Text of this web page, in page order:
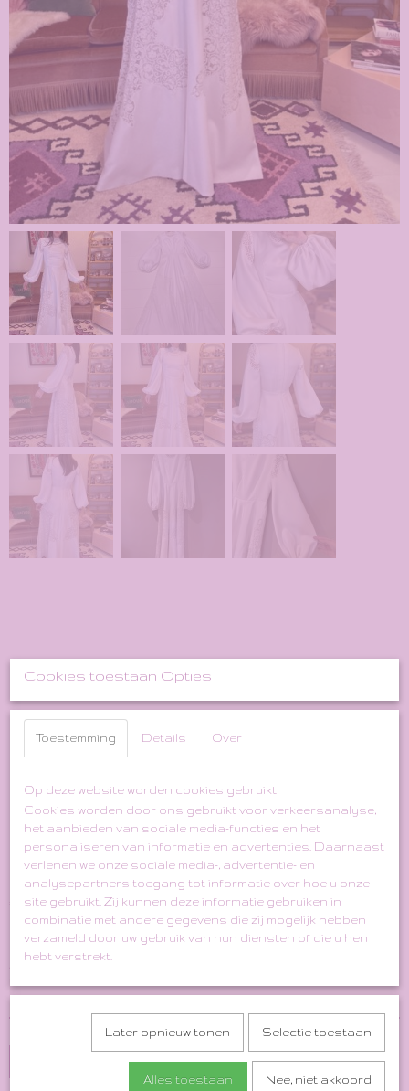
'60s Lace Balloon Sleeve
Wedding Dress
€ 249,00 (inclusief btw 21%)
Op voorraad
Aantal
In winkelwagen
Cookies toestaan Opties
Toestemming Details Over
Op deze website worden cookies gebruikt
Cookies worden door ons gebruikt voor verkeersanalyse,
het aanbieden van sociale media-functies en het
personaliseren van informatie en advertenties. Daarnaast
verlenen we onze sociale media-, advertentie- en
analysepartners toegang tot informatie over hoe u onze
site gebruikt. Zij kunnen deze informatie gebruiken in
combinatie met andere gegevens die zij mogelijk hebben
verzameld door uw gebruik van hun diensten of die u hen
hebt verstrekt.
Later opnieuw tonen Selectie toestaan
Alles toestaan Nee, niet akkoord